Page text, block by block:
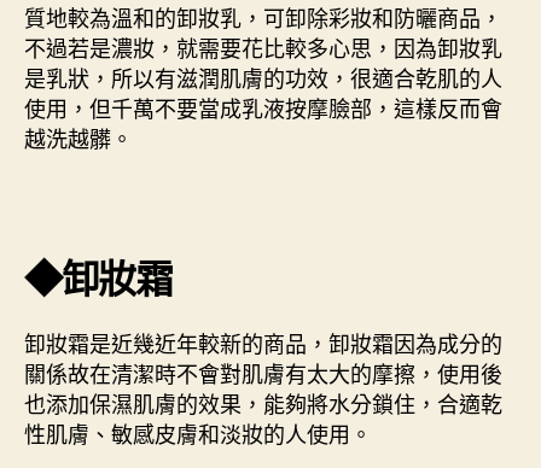
質地較為溫和的卸妝乳，可卸除彩妝和防曬商品，
不過若是濃妝，就需要花比較多心思，因為卸妝乳
是乳狀，所以有滋潤肌膚的功效，很適合乾肌的人
使用，但千萬不要當成乳液按摩臉部，這樣反而會
越洗越髒。
◆卸妝霜
卸妝霜是近幾近年較新的商品，卸妝霜因為成分的
關係故在清潔時不會對肌膚有太大的摩擦，使用後
也添加保濕肌膚的效果，能夠將水分鎖住，合適乾
性肌膚、敏感皮膚和淡妝的人使用。